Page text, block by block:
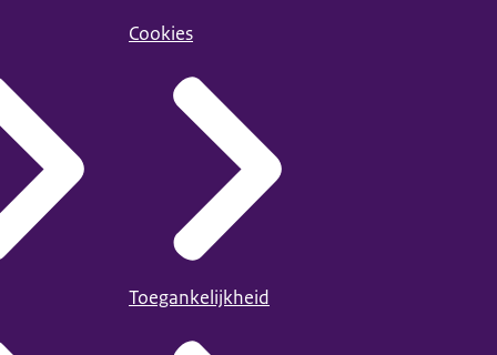
Cookies
Toegankelijkheid